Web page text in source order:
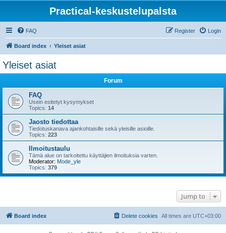
Practical-keskustelupalsta
FAQ Login
Register
Board index Yleiset asiat
Yleiset asiat
Forum
FAQ
Usein esitetyt kysymykset
Topics: 14
Jaosto tiedottaa
Tiedotuskanava ajankohtaisille sekä yleisille asioille.
Topics: 223
Ilmoitustaulu
Tämä alue on tarkoitettu käyttäjien ilmoituksia varten.
Moderator: Mode_yle
Topics: 379
Jump to
Board index All times are UTC+03:00
Delete cookies